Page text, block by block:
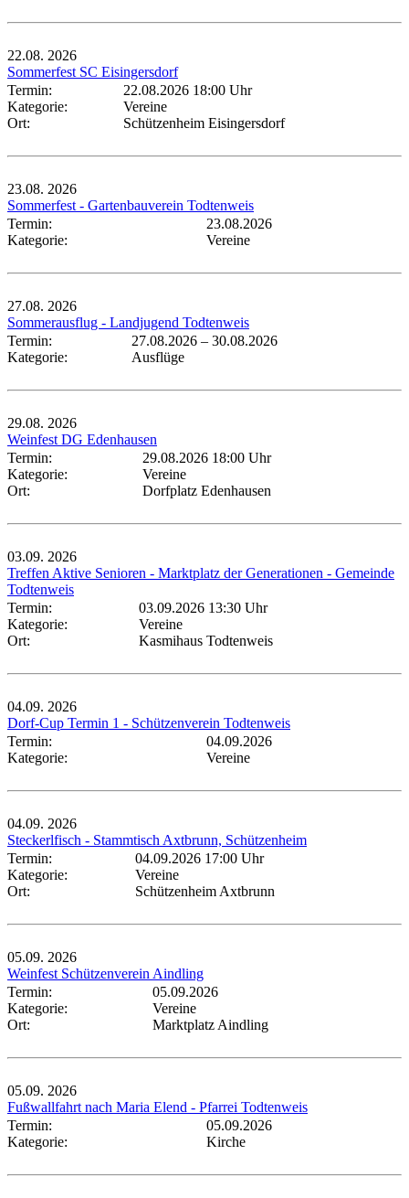
22.08. 2026
Sommerfest SC Eisingersdorf
Termin:
22.08.2026 18:00 Uhr
Kategorie:
Vereine
Ort:
Schützenheim Eisingersdorf
23.08. 2026
Sommerfest - Gartenbauverein Todtenweis
Termin:
23.08.2026
Kategorie:
Vereine
27.08. 2026
Sommerausflug - Landjugend Todtenweis
Termin:
27.08.2026 – 30.08.2026
Kategorie:
Ausflüge
29.08. 2026
Weinfest DG Edenhausen
Termin:
29.08.2026 18:00 Uhr
Kategorie:
Vereine
Ort:
Dorfplatz Edenhausen
03.09. 2026
Treffen Aktive Senioren - Marktplatz der Generationen - Gemeinde
Todtenweis
Termin:
03.09.2026 13:30 Uhr
Kategorie:
Vereine
Ort:
Kasmihaus Todtenweis
04.09. 2026
Dorf-Cup Termin 1 - Schützenverein Todtenweis
Termin:
04.09.2026
Kategorie:
Vereine
04.09. 2026
Steckerlfisch - Stammtisch Axtbrunn, Schützenheim
Termin:
04.09.2026 17:00 Uhr
Kategorie:
Vereine
Ort:
Schützenheim Axtbrunn
05.09. 2026
Weinfest Schützenverein Aindling
Termin:
05.09.2026
Kategorie:
Vereine
Ort:
Marktplatz Aindling
05.09. 2026
Fußwallfahrt nach Maria Elend - Pfarrei Todtenweis
Termin:
05.09.2026
Kategorie:
Kirche